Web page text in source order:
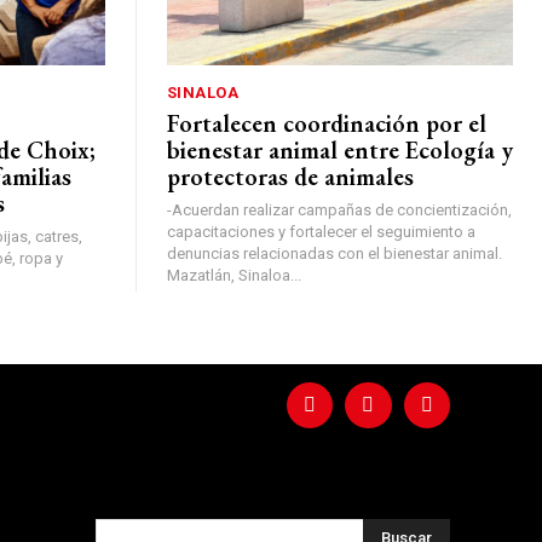
Choix;
catres,
ropa y
SINALOA
Fortalecen coordinación por el
bienestar animal entre Ecología y
protectoras de animales
-Acuerdan realizar campañas de concientización,
capacitaciones y fortalecer el seguimiento a
denuncias relacionadas con el bienestar animal.
Mazatlán, Sinaloa...
Buscar